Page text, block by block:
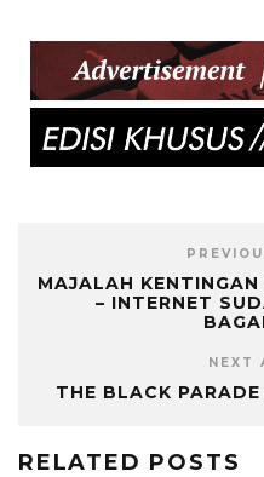
MAJALAH
– INTERNET
NEXT
THE BLACK
RELATED POSTS